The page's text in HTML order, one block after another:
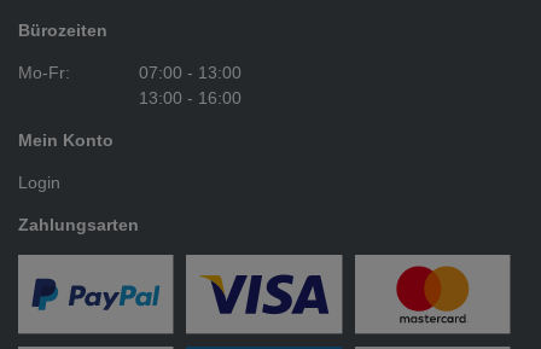
Bürozeiten
Mo-Fr:
07:00 - 13:00
13:00 - 16:00
Mein Konto
Login
Zahlungsarten